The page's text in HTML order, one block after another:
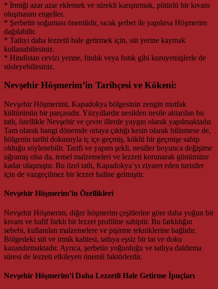
* İrmiği azar azar eklemek ve sürekli karıştırmak, pütürlü bir kıvam
oluşmasını engeller.
* Şerbetin soğuması önemlidir, sıcak şerbet ile yapılırsa Höşmerim
dağılabilir.
* Tatlıyı daha lezzetli hale getirmek için, süt yerine kaymak
kullanabilirsiniz.
* Hindistan cevizi yerine, fındık veya fıstık gibi kuruyemişlerle de
süsleyebilirsiniz.
Nevşehir Höşmerim’in Tarihçesi ve Kökeni:
Nevşehir Höşmerimi, Kapadokya bölgesinin zengin mutfak
kültürünün bir parçasıdır. Yüzyıllardır nesilden nesile aktarılan bu
tatlı, özellikle Nevşehir ve çevre illerde yaygın olarak yapılmaktadır.
Tam olarak hangi dönemde ortaya çıktığı kesin olarak bilinmese de,
bölgenin tarihi dokusuyla iç içe geçmiş, köklü bir geçmişe sahip
olduğu söylenebilir. Tarifi ve yapım şekli, nesiller boyunca değişime
uğramış olsa da, temel malzemeleri ve lezzeti korunarak günümüze
kadar ulaşmıştır. Bu özel tatlı, Kapadokya’yı ziyaret eden turistler
için de vazgeçilmez bir lezzet haline gelmiştir.
Nevşehir Höşmerim’in Özellikleri
Nevşehir Höşmerim, diğer höşmerim çeşitlerine göre daha yoğun bir
kıvam ve hafif farklı bir lezzet profiline sahiptir. Bu farklılığın
sebebi, kullanılan malzemelere ve pişirme tekniklerine bağlıdır.
Bölgedeki süt ve irmik kalitesi, tatlıya eşsiz bir tat ve doku
kazandırmaktadır. Ayrıca, şerbetin yoğunluğu ve tatlıya daldırma
süresi de lezzeti etkileyen önemli faktörlerdir.
Nevşehir Höşmerim’i Daha Lezzetli Hale Getirme İpuçları